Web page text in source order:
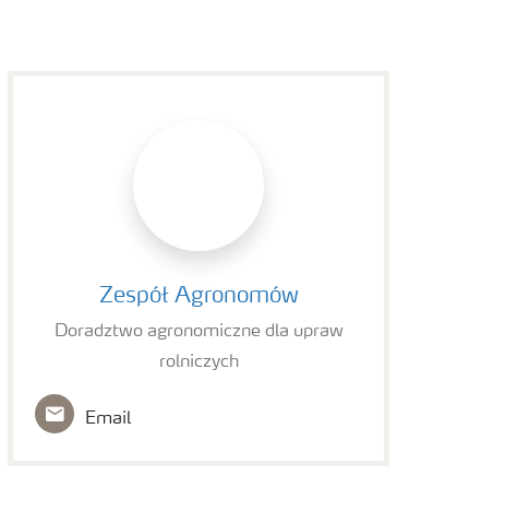
Zespół Agronomów
Doradztwo agronomiczne dla upraw
rolniczych
Email